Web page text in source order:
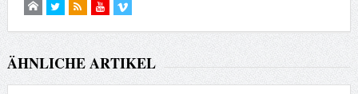
ÄHNLICHE ARTIKEL